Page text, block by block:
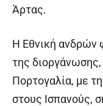
Άρτας.
Η Εθνική ανδρών
της διοργάνωσης,
Πορτογαλία, με
στους Ισπανούς,